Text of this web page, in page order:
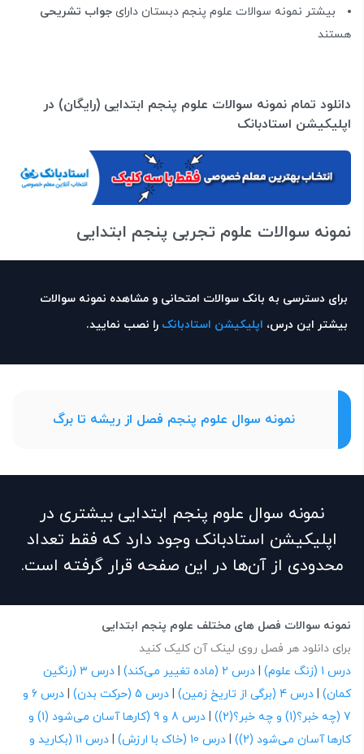
بیشتر نمونه سوالات علوم پنجم دبستان دارای جواب تشریحی
هستند
دانلود تمام نمونه سوالات علوم پنجم ابتدایی (رایگان) در
اپلیکیشن استادبانک
نمونه سوالات علوم تجربی پنجم ابتدایی
برای دسترسی به بانک سوالات امتحانی و مشاهده نمونه سوالات
بیشتر این درس، اپلیکیشن استادبانک را نصب نمایید.
نمونه سوال علوم پنجم فصل از ریشه تا برگ
نمونه سوال علوم پنجم ابتدایی بیشتری در
اپلیکیشن استادبانک وجود دارد که فقط تعداد
محدودی از آن‌ها در این صفحه قرار گرفته است.
نمونه سوالات فصل های مختلف علوم پنجم ابتدایی
برای دانلود هر فصل روی لینک آن کلیک کنید
درس 1 (زنگ علوم)
| درس 2 (ماده تغییر می‌کند) |
درس 3 (رنگین
کمان) | درس 4 (برگی از تاریخ زمین) | درس 5 (حرکت بدن) |
درس 6 و
7 (چه خبر؟(1) و چه خبر؟(2))
|
درس 8 و 9 (کارها آسان می‌شود (1) و
کارها آسان می‌شود (2))
| درس 10 (خاک با ارزش) |
درس 11 (بکارید و